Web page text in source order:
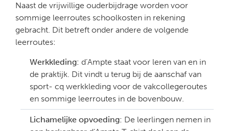
Naast de vrijwillige ouderbijdrage worden voor
sommige leerroutes schoolkosten in rekening
gebracht. Dit betreft onder andere de volgende
leerroutes:
Werkkleding: d’Ampte staat voor leren van en in
de praktijk. Dit vindt u terug bij de aanschaf van
sport- cq werkkleding voor de vakcollegeroutes
en sommige leerroutes in de bovenbouw.
Lichamelijke opvoeding: De leerlingen nemen in